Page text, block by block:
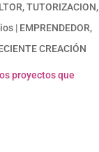
TUTORIZACION,
| EMPRENDEDOR,
CREACIÓN
proyectos que